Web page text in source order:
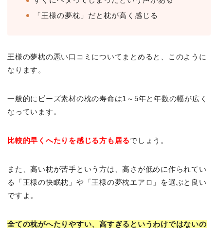
「王様の夢枕」だと枕が高く感じる
王様の夢枕の悪い口コミについてまとめると、このように
なります。
一般的にビーズ素材の枕の寿命は1～5年と年数の幅が広く
なっています。
比較的早くへたりを感じる方も居るでしょう。
また、高い枕が苦手という方は、高さが低めに作られてい
る「王様の快眠枕」や「王様の夢枕エアロ」を選ぶと良い
ですよ。
全ての枕がへたりやすい、高すぎるというわけではないの